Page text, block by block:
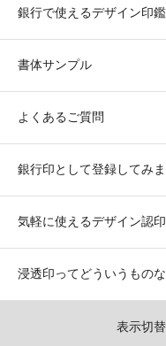
銀行で使えるデザイン印鑑
書体サンプル
よくあるご質問
銀行印として登録してみ
気軽に使えるデザイン認印
浸透印ってどういうもの
表示切